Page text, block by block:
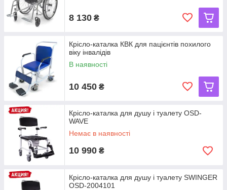
8 130 ₴
Крісло-каталка КВК для пацієнтів похилого
віку інвалідів
В наявності
10 450 ₴
Крісло-каталка для душу і туалету OSD-
WAVE
Немає в наявності
10 990 ₴
Крісло-каталка для душу і туалету SWINGER
OSD-2004101